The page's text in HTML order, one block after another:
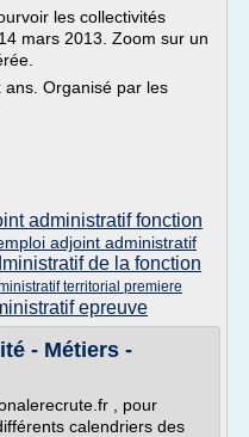
les collectivités
mars 2013. Zoom sur un
Organisé par les
administratif fonction
adjoint administratif
de la fonction
territorial premiere
epreuve
- Métiers -
, pour
calendriers des